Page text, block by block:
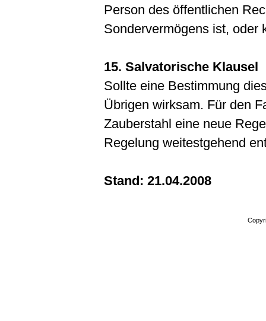
Person des öffentlichen
Sondervermögens ist, oder
15. Salvatorische Klausel
Sollte eine Bestimmung
Übrigen wirksam. Für den
Zauberstahl eine neue
Regelung weitestgehend
Stand: 21.04.2008